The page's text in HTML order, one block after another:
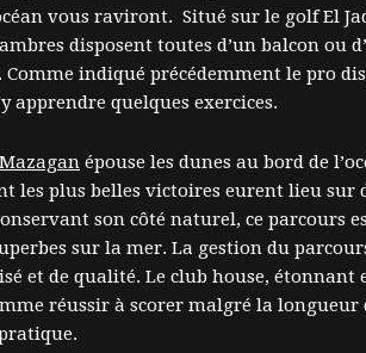
vous raviront. Situé sur le golf El
disposent toutes d’un balcon
Comme indiqué précédemment le pro
apprendre quelques exercices.
Mazagan épouse les dunes au bord de
les plus belles victoires eurent lieu sur
son côté naturel, ce parcours
sur la mer. La gestion du
et de qualité. Le club house,
réussir à scorer malgré la